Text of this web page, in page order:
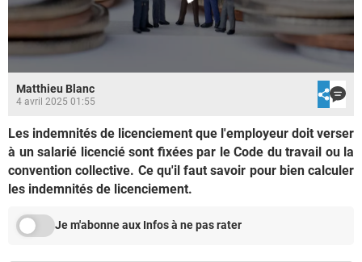
Matthieu Blanc
4 avril 2025 01:55
Les indemnités de licenciement que l'employeur doit verser
à un salarié licencié sont fixées par le Code du travail ou la
convention collective. Ce qu'il faut savoir pour bien calculer
les indemnités de licenciement.
Je m'abonne aux Infos à ne pas rater